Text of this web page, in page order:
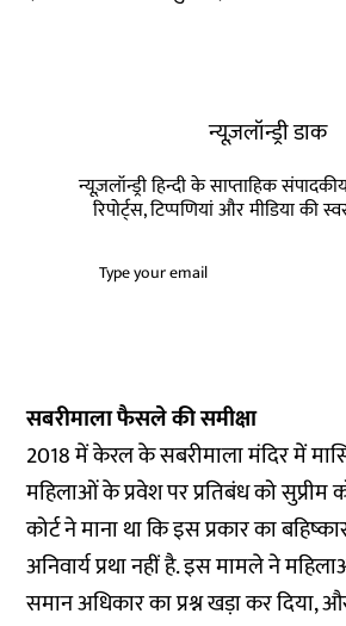
न्यूज़लॉन्ड्री डाक
न्यूज़लॉन्ड्री हिन्दी के साप्ताहिक
रिपोर्ट्स, टिप्पणियां और मीडिया की
सबरीमाला फैसले की समीक्षा
2018 में केरल के सबरीमाला मंदिर में
महिलाओं के प्रवेश पर प्रतिबंध को सुप्रीम
कोर्ट ने माना था कि इस प्रकार का
अनिवार्य प्रथा नहीं है. इस मामले ने
समान अधिकार का प्रश्न खड़ा कर